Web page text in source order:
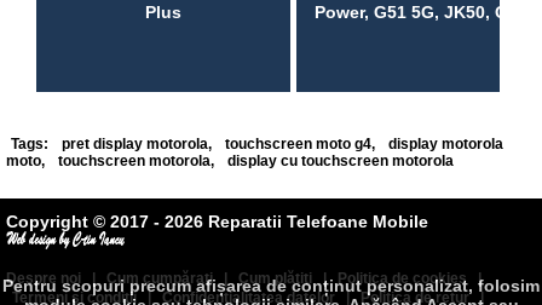
Plus
Power, G51 5G, JK50, OEM
Tags: pret display motorola, touchscreen moto g4,
display motorola
moto, touchscreen motorola, display cu touchscreen motorola
Copyright © 2017 - 2026 Reparatii Telefoane Mobile
Despre noi | Cum cumpăraţi | Cum plătiţi | Politica de cookies
|
Termeni şi condiţii
| Confidenţialitatea datelor | Politica de retur |
Pentru scopuri precum afișarea de conținut personalizat, folosim